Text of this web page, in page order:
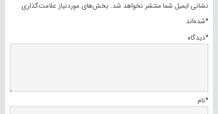
نشانی ایمیل شما منتشر نخواهد شد. بخش‌های موردنیاز علامت‌گذاری
شده‌اند*
دیدگاه*
نام*